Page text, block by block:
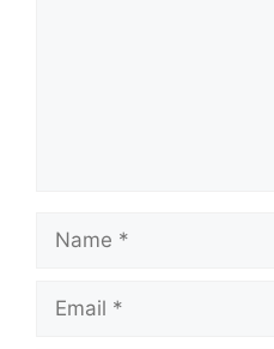
Name
Email